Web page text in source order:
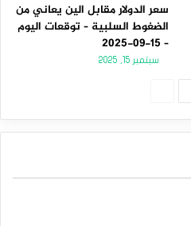
سعر الدولار مقابل الين يعاني من
الضغوط السلبية – توقعات اليوم
– 15-09-2025
سبتمبر 15, 2025